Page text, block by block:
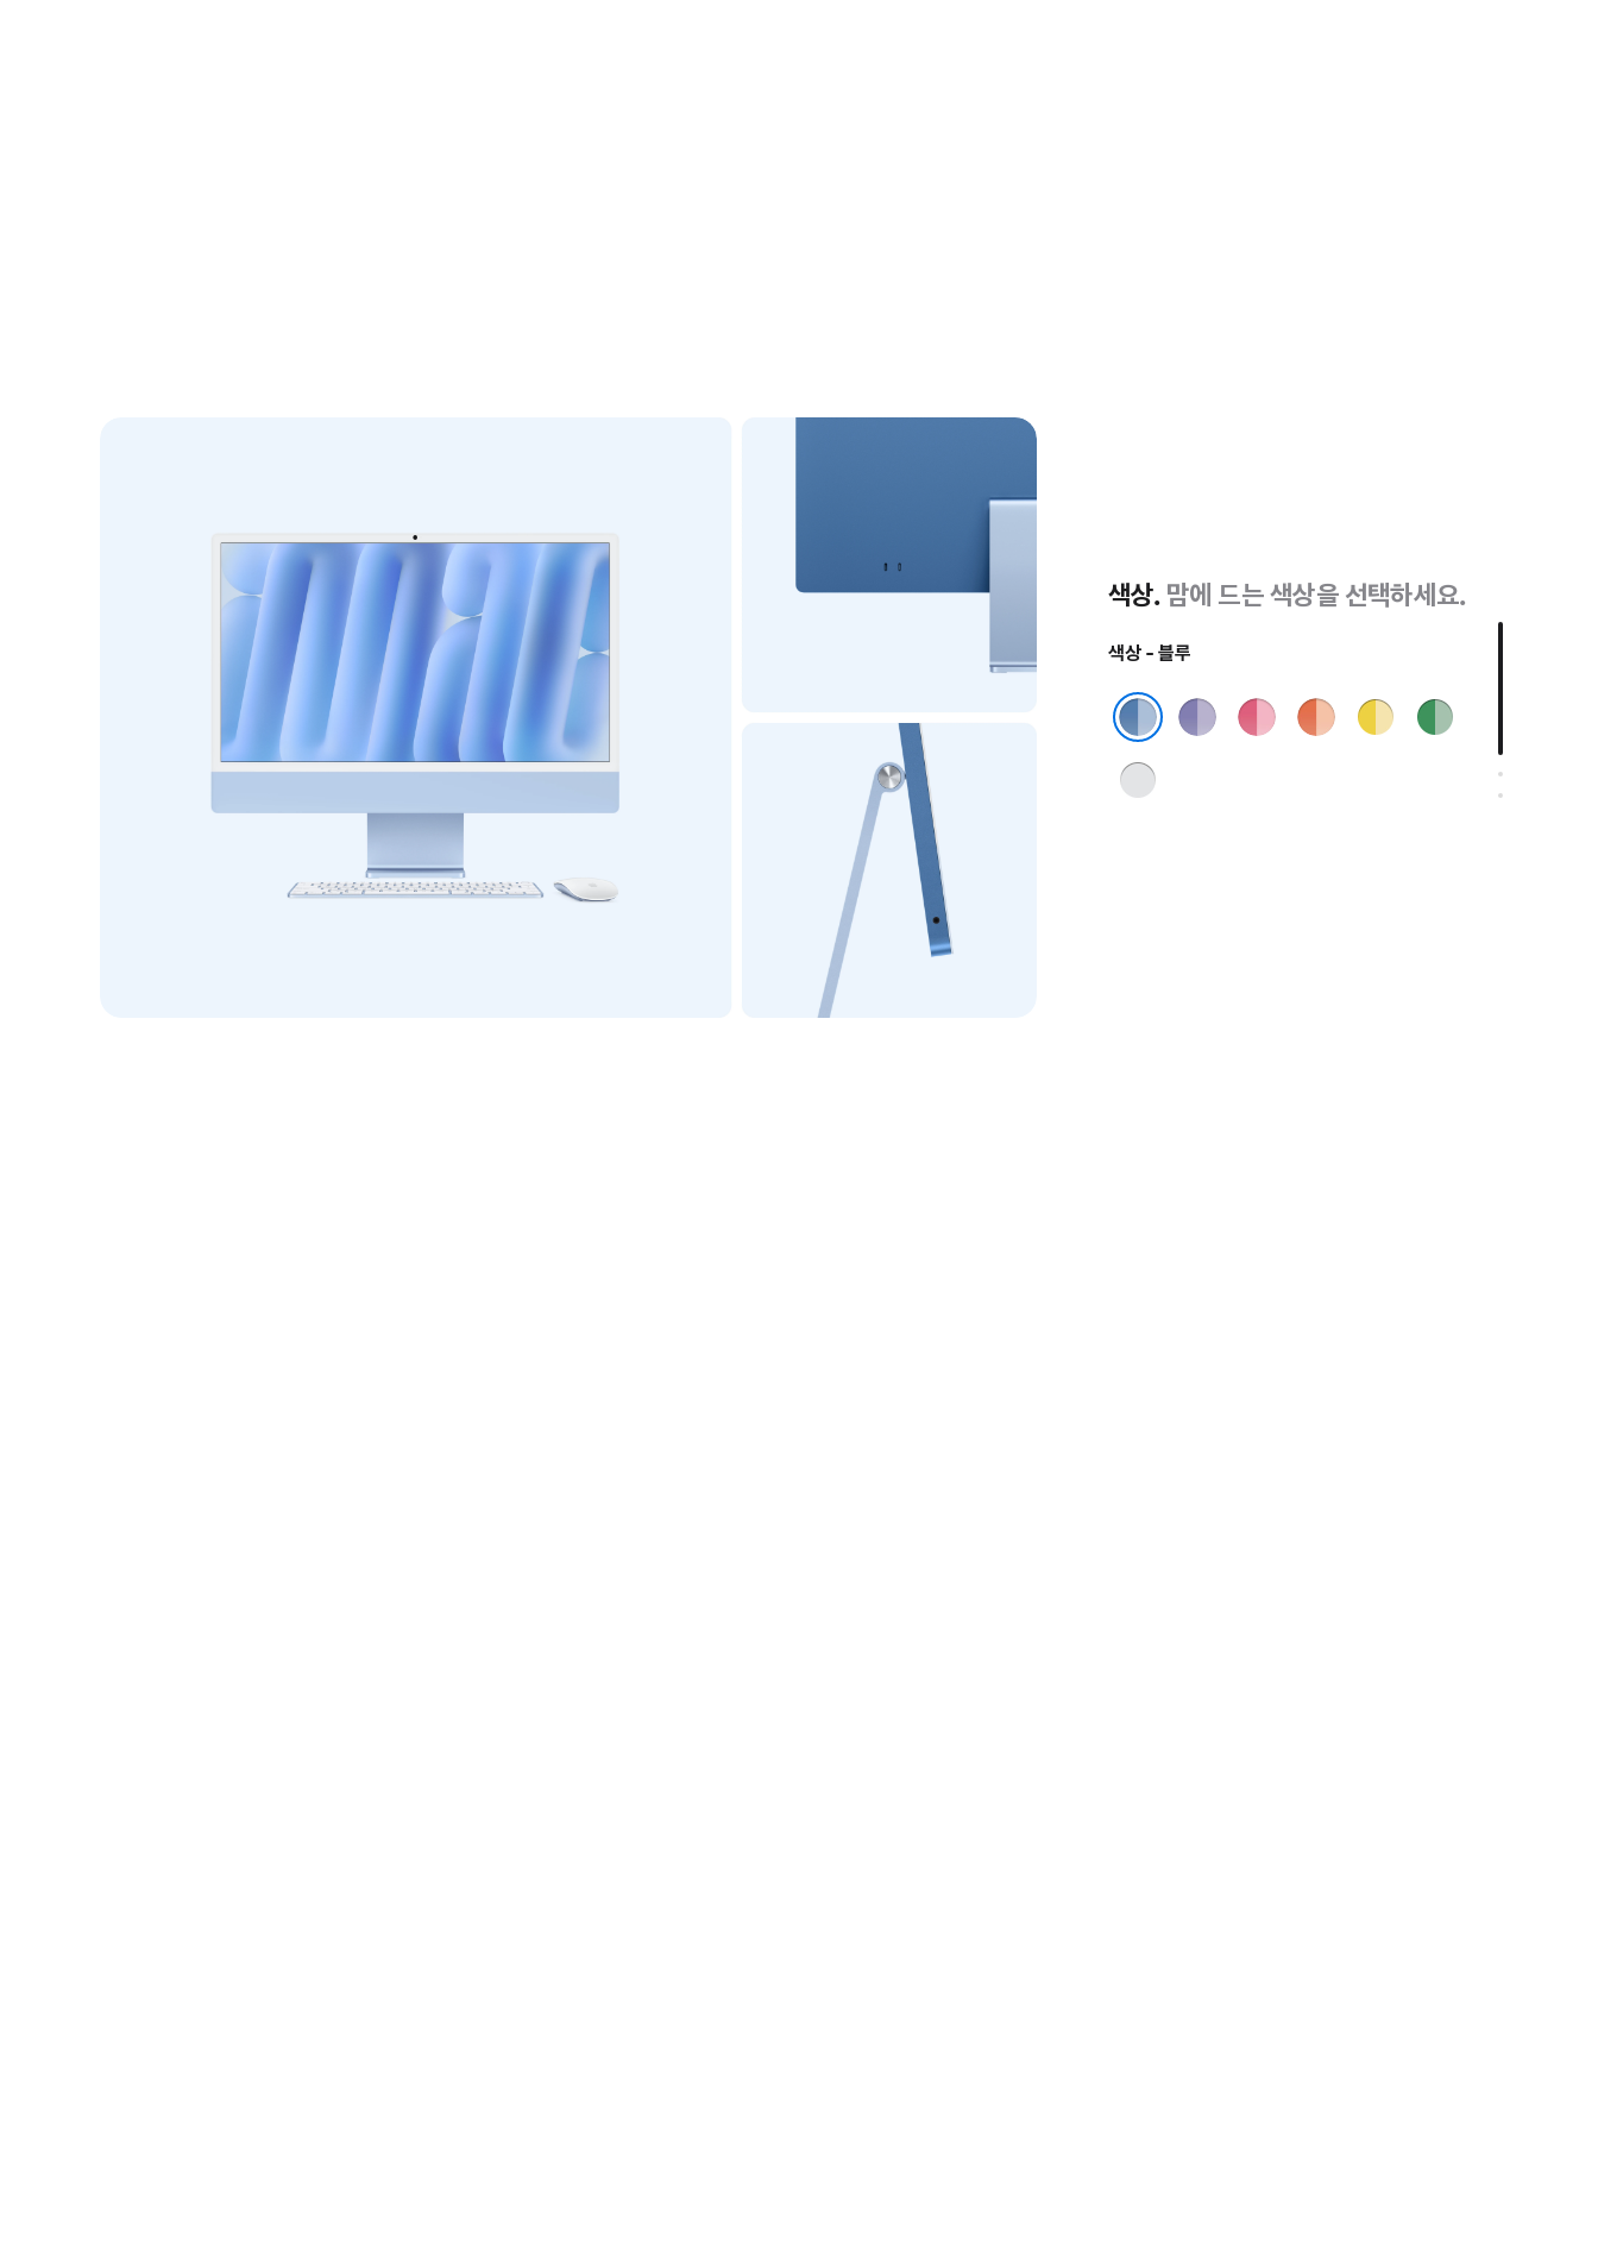
색상. 맘에 드는 색상을 선택하세요.
색상 - 블루
퍼플 핑크 오렌지 옐로 그린
실버